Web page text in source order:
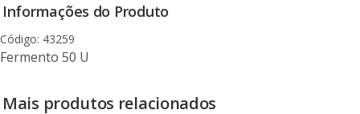
Informações do Produto
Código: 43259
Fermento 50 U
Mais produtos relacionados